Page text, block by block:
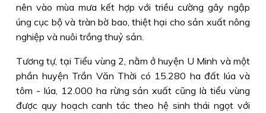
nên vào mùa mưa kết hợp với triều cường gây ngập
úng cục bộ và tràn bờ bao, thiệt hại cho sản xuất nông
nghiệp và nuôi trồng thuỷ sản.
Tương tự, tại Tiểu vùng 2, nằm ở huyện U Minh và một
phần huyện Trần Văn Thời có 15.280 ha đất lúa và
tôm - lúa, 12.000 ha rừng sản xuất cũng là tiểu vùng
được quy hoạch canh tác theo hệ sinh thái ngọt với